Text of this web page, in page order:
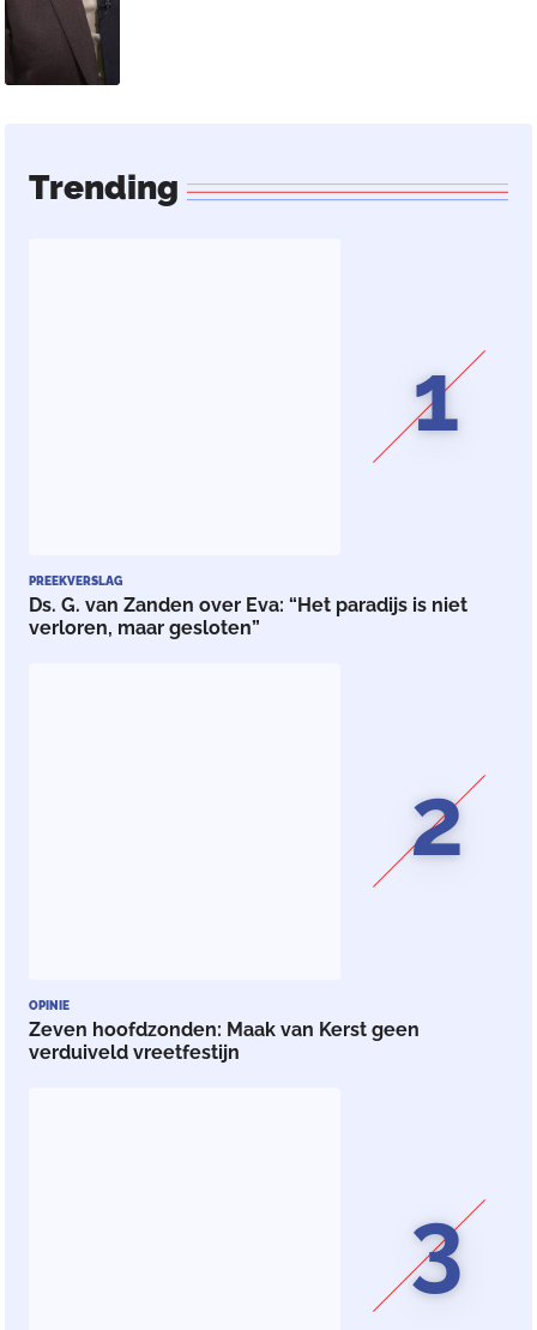
Trending
1
PREEKVERSLAG
Ds. G. van Zanden over Eva: “Het paradijs is niet
verloren, maar gesloten”
2
OPINIE
Zeven hoofdzonden: Maak van Kerst geen
verduiveld vreetfestijn
3